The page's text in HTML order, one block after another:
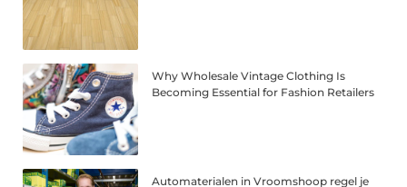
Why Wholesale Vintage Clothing Is
Becoming Essential for Fashion Retailers
Automaterialen in Vroomshoop regel je